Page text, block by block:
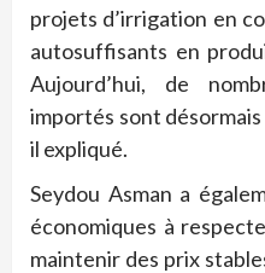
projets d’irrigation en
autosuffisants en
Aujourd’hui, de
importés sont
il expliqué.
Seydou Asman a
économiques à
maintenir des prix